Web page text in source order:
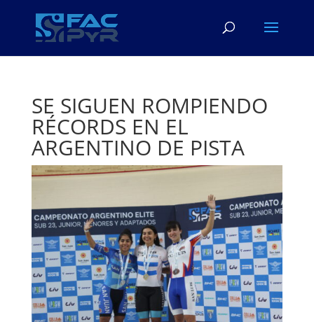
SE SIGUEN ROMPIENDO
RÉCORDS EN EL
ARGENTINO DE PISTA